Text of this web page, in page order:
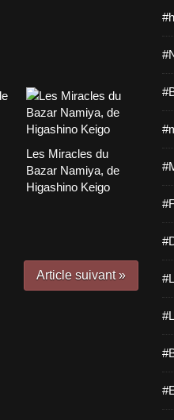
Les Miracles du
Bazar Namiya, de
Higashino Keigo
Article suivant »